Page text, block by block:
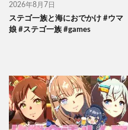
2026年8月7日
ステゴ一族と海におでかけ #ウマ
娘 #ステゴ一族 #games